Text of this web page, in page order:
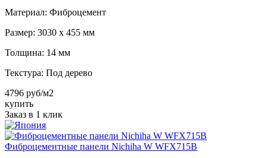
Материал: Фиброцемент
Размер: 3030 х 455 мм
Толщина: 14 мм
Текстура: Под дерево
4796 руб/м2
купить
Заказ в 1 клик
Фиброцементные панели Nichiha W WFX715B